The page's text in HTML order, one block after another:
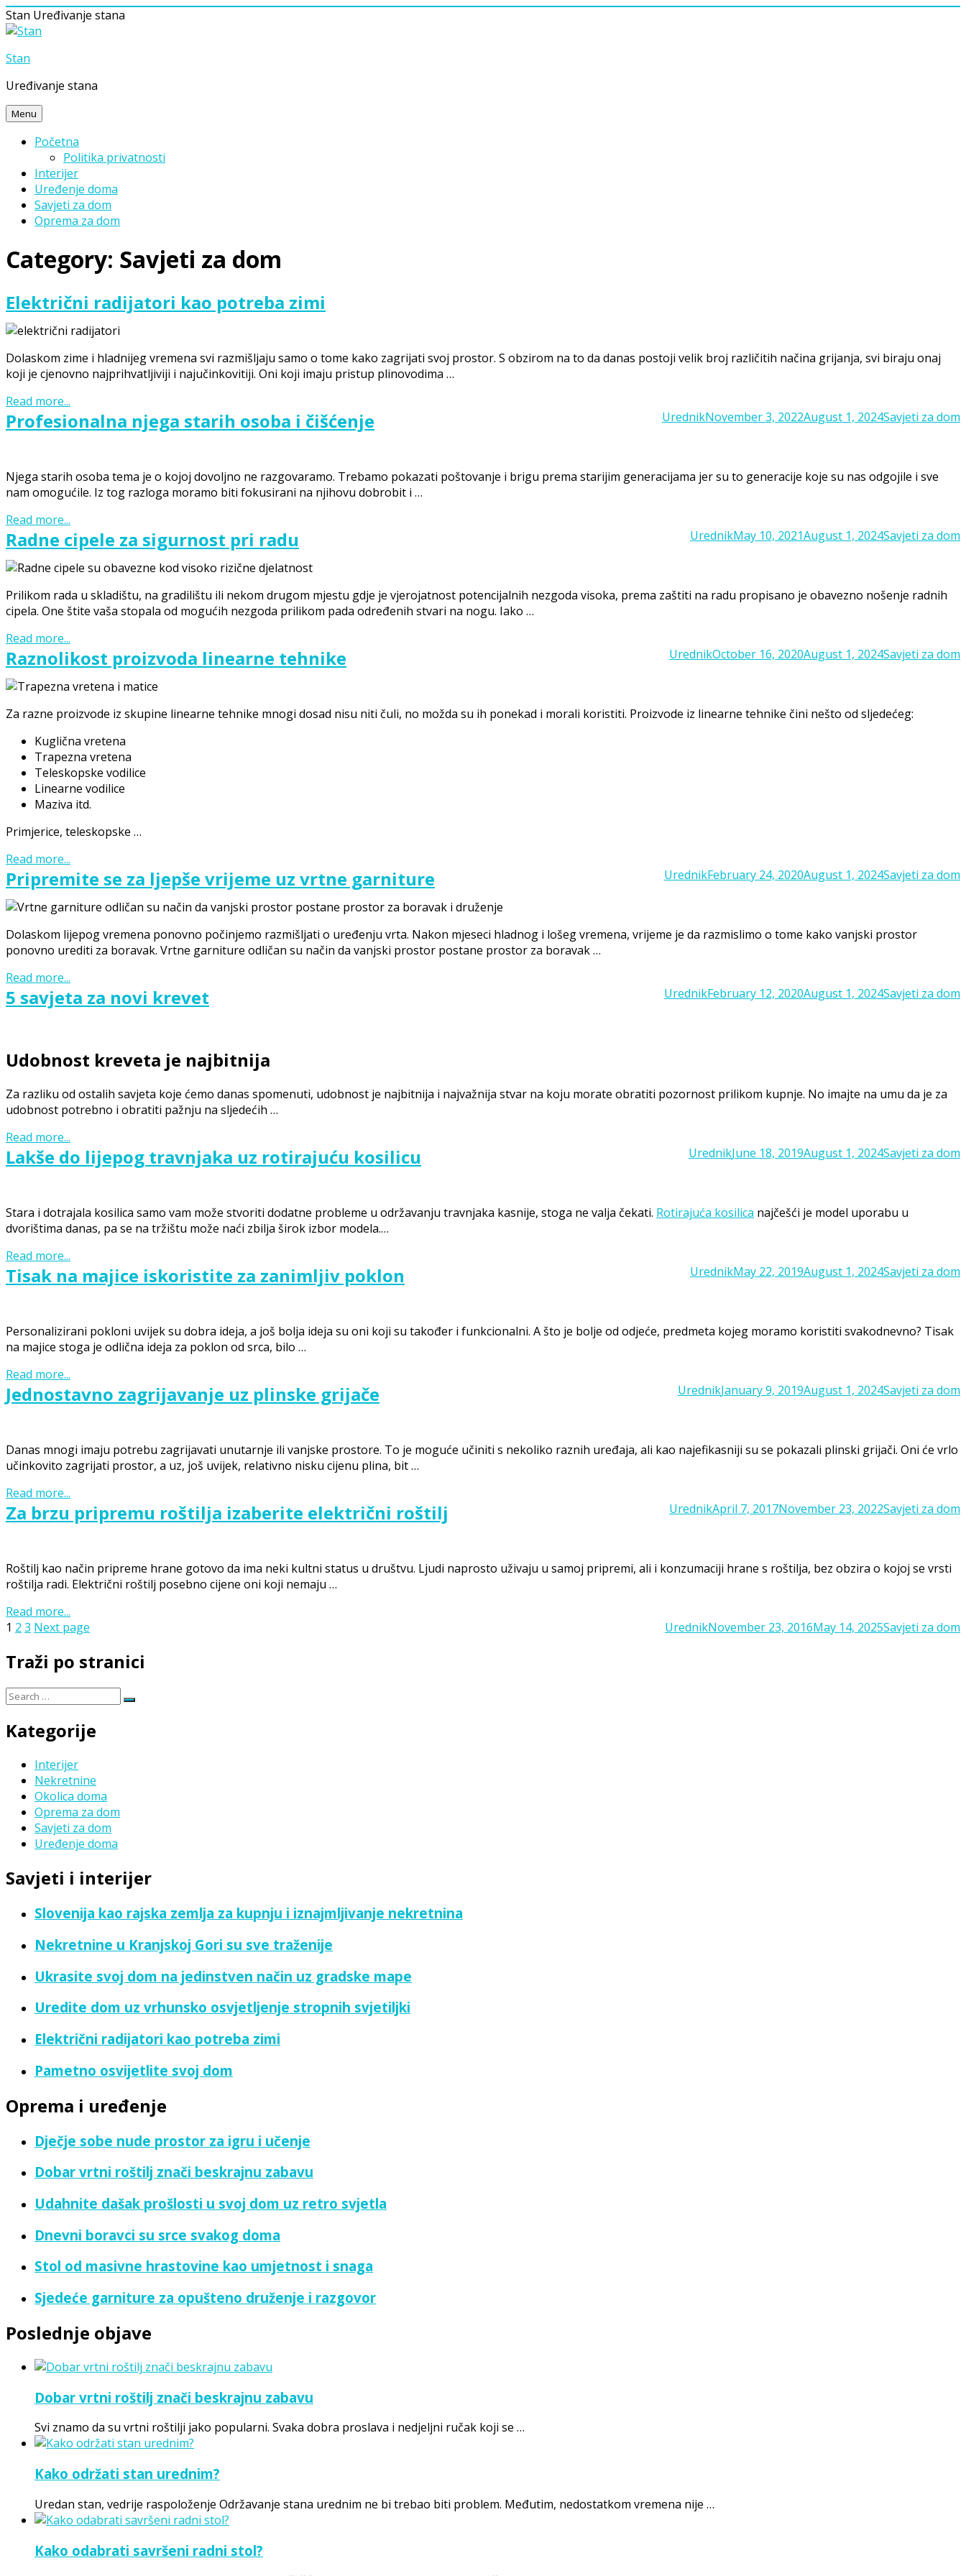
Stan Uređivanje stana
Skip
content
Stan
Uređivanje stana
Menu
Početna
Politika privatnosti
Interijer
Uređenje doma
Savjeti za dom
Oprema za dom
Category: Savjeti za dom
Električni radijatori kao potreba zimi
Dolaskom zime i hladnijeg vremena svi razmišljaju samo o tome kako zagrijati svoj prostor. S obzirom na to da danas postoji velik broj različitih načina grijanja, svi biraju onaj
koji je cjenovno najprihvatljiviji i najučinkovitiji. Oni koji imaju pristup plinovodima …
Read more...
UrednikPosted
November 3, 2022August 1, 2024Categories
Savjeti za dom
Profesionalna njega starih osoba i čišćenje
Njega starih osoba tema je o kojoj dovoljno ne razgovaramo. Trebamo pokazati poštovanje i brigu prema starijim generacijama jer su to generacije koje su nas odgojile i sve
nam omogućile. Iz tog razloga moramo biti fokusirani na njihovu dobrobit i …
Read more...
UrednikPosted
May 10, 2021August 1, 2024Categories
Savjeti za dom
Radne cipele za sigurnost pri radu
Prilikom rada u skladištu, na gradilištu ili nekom drugom mjestu gdje je vjerojatnost potencijalnih nezgoda visoka, prema zaštiti na radu propisano je obavezno nošenje radnih
cipela. One štite vaša stopala od mogućih nezgoda prilikom pada određenih stvari na nogu. Iako …
Read more...
UrednikPosted
October 16, 2020August 1, 2024Categories
Savjeti za dom
Raznolikost proizvoda linearne tehnike
Za razne proizvode iz skupine linearne tehnike mnogi dosad nisu niti čuli, no možda su ih ponekad i morali koristiti. Proizvode iz linearne tehnike čini nešto od sljedećeg:
Kuglična vretena
Trapezna vretena
Teleskopske vodilice
Linearne vodilice
Maziva itd.
Primjerice, teleskopske …
Read more...
UrednikPosted
February 24, 2020August 1, 2024Categories
Savjeti za dom
Pripremite se za ljepše vrijeme uz vrtne garniture
Dolaskom lijepog vremena ponovno počinjemo razmišljati o uređenju vrta. Nakon mjeseci hladnog i lošeg vremena, vrijeme je da razmislimo o tome kako vanjski prostor
ponovno urediti za boravak. Vrtne garniture odličan su način da vanjski prostor postane prostor za boravak …
Read more...
UrednikPosted
February 12, 2020August 1, 2024Categories
Savjeti za dom
5 savjeta za novi krevet
Udobnost kreveta je najbitnija
Za razliku od ostalih savjeta koje ćemo danas spomenuti, udobnost je najbitnija i najvažnija stvar na koju morate obratiti pozornost prilikom kupnje. No imajte na umu da je za
udobnost potrebno i obratiti pažnju na sljedećih …
Read more...
UrednikPosted
June 18, 2019August 1, 2024Categories
Savjeti za dom
Lakše do lijepog travnjaka uz rotirajuću kosilicu
Stara i dotrajala kosilica samo vam može stvoriti dodatne probleme u održavanju travnjaka kasnije, stoga ne valja čekati. Rotirajuća kosilica najčešći je model uporabu u
dvorištima danas, pa se na tržištu može naći zbilja širok izbor modela.…
Read more...
UrednikPosted
May 22, 2019August 1, 2024Categories
Savjeti za dom
Tisak na majice iskoristite za zanimljiv poklon
Personalizirani pokloni uvijek su dobra ideja, a još bolja ideja su oni koji su također i funkcionalni. A što je bolje od odjeće, predmeta kojeg moramo koristiti svakodnevno? Tisak
na majice stoga je odlična ideja za poklon od srca, bilo …
Read more...
UrednikPosted
January 9, 2019August 1, 2024Categories
Savjeti za dom
Jednostavno zagrijavanje uz plinske grijače
Danas mnogi imaju potrebu zagrijavati unutarnje ili vanjske prostore. To je moguće učiniti s nekoliko raznih uređaja, ali kao najefikasniji su se pokazali plinski grijači. Oni će vrlo
učinkovito zagrijati prostor, a uz, još uvijek, relativno nisku cijenu plina, bit …
Read more...
UrednikPosted
April 7, 2017November 23, 2022Categories
Savjeti za dom
Za brzu pripremu roštilja izaberite električni roštilj
Roštilj kao način pripreme hrane gotovo da ima neki kultni status u društvu. Ljudi naprosto uživaju u samoj pripremi, ali i konzumaciji hrane s roštilja, bez obzira o kojoj se vrsti
roštilja radi. Električni roštilj posebno cijene oni koji nemaju …
Read more...
UrednikPosted
November 23, 2016May 14, 2025Categories
Savjeti za dom
navigation
Page
1 Page
2 Page
3 Next page
Traži po stranici
Search
for:
Search
Kategorije
Interijer
Nekretnine
Okolica doma
Oprema za dom
Savjeti za dom
Uređenje doma
Savjeti i interijer
Slovenija kao rajska zemlja za kupnju i iznajmljivanje nekretnina
Nekretnine u Kranjskoj Gori su sve traženije
Ukrasite svoj dom na jedinstven način uz gradske mape
Uredite dom uz vrhunsko osvjetljenje stropnih svjetiljki
Električni radijatori kao potreba zimi
Pametno osvijetlite svoj dom
Oprema i uređenje
Dječje sobe nude prostor za igru i učenje
Dobar vrtni roštilj znači beskrajnu zabavu
Udahnite dašak prošlosti u svoj dom uz retro svjetla
Dnevni boravci su srce svakog doma
Stol od masivne hrastovine kao umjetnost i snaga
Sjedeće garniture za opušteno druženje i razgovor
Poslednje objave
Dobar vrtni roštilj znači beskrajnu zabavu
Svi znamo da su vrtni roštilji jako popularni. Svaka dobra proslava i nedjeljni ručak koji se …
Kako održati stan urednim?
Uredan stan, vedrije raspoloženje Održavanje stana urednim ne bi trebao biti problem. Međutim, nedostatkom vremena nije …
Kako odabrati savršeni radni stol?